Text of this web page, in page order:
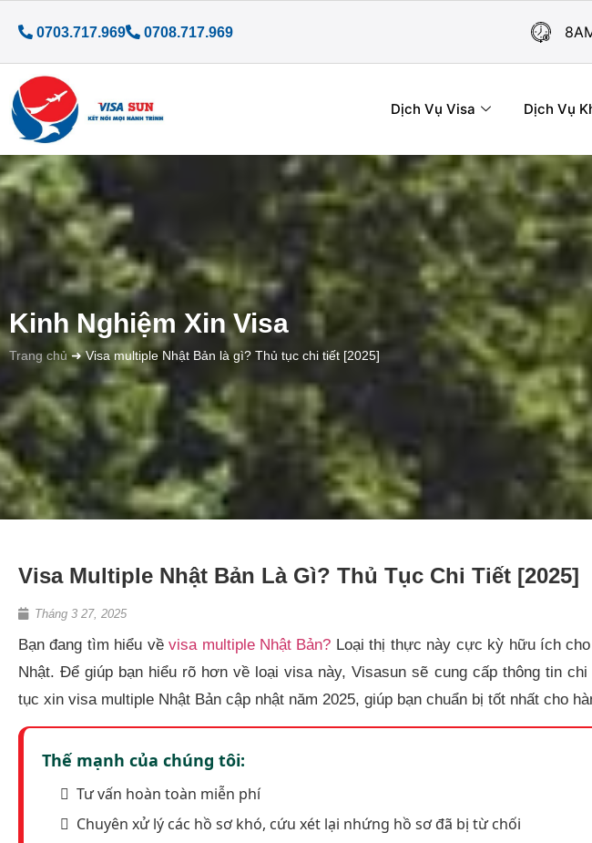
0703.717.969 0708.717.969
Dịch Vụ Visa Dịch Vụ
Kinh Nghiệm Xin Visa
Trang chủ➜Visa multiple Nhật Bản là gì? Thủ tục chi tiết [2025]
Visa Multiple Nhật Bản Là Gì? Thủ Tục Chi Tiết [2025]
Tháng 3 27, 2025
Bạn đang tìm hiểu vềvisa multiple Nhật Bản? Loại thị thực này cực kỳ hữu ích
Nhật. Để giúp bạn hiểu rõ hơn về loại visa này, Visasun sẽ cung cấp thông tin
tục xin visa multiple Nhật Bản cập nhật năm 2025, giúp bạn chuẩn bị tốt nhất cho
Thế mạnh của chúng tôi:
Tư vấn hoàn toàn miễn phí
Chuyên xử lý các hồ sơ khó, cứu xét lại nhứng hồ sơ đã bị từ chối